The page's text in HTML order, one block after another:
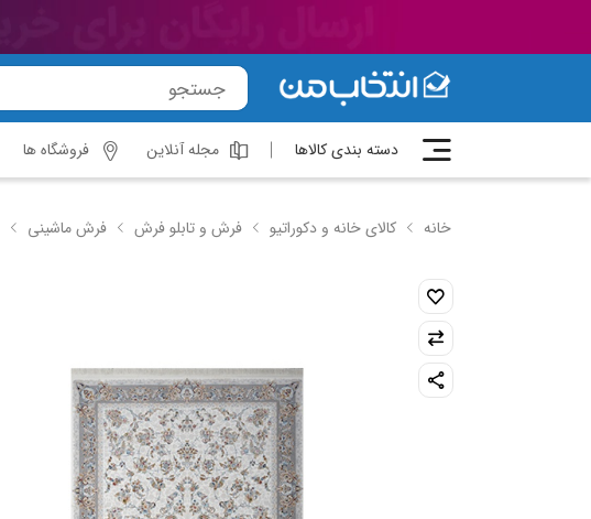
دسته بندی کالاها مجله آنلاین فروشگاه ها
خانه کالای خانه و دکوراتیو فرش و تابلو فرش فرش ماشینی